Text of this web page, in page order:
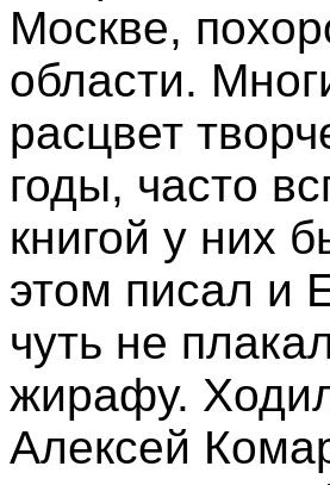
Москве,
области.
расцвет
годы, часто
книгой у них
этом писал и
чуть не
жирафу.
Алексей